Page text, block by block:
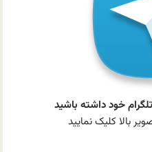
خود داشته باشید
بالا کلیک نمایید